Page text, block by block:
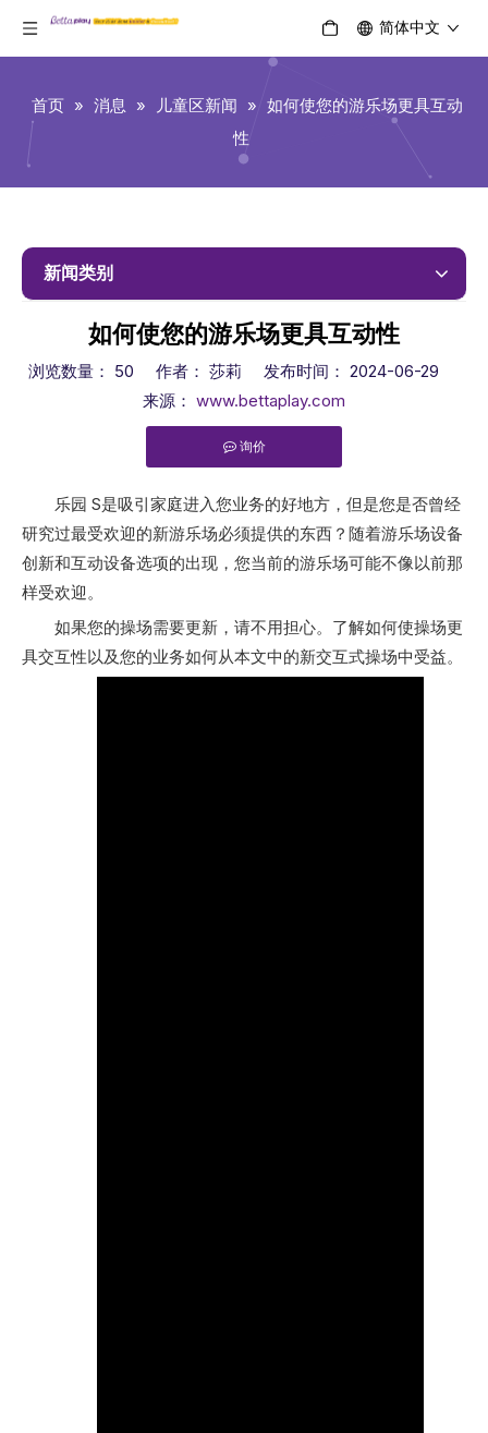
简体中文
首页 » 消息 » 儿童区新闻 » 如何使您的游乐场更具互动
性
新闻类别
如何使您的游乐场更具互动性
浏览数量： 50 作者： 莎莉 发布时间： 2024-06-29
来源： www.bettaplay.com
询价
乐园 S是吸引家庭进入您业务的好地方，但是您是否曾经
研究过最受欢迎的新游乐场必须提供的东西？随着游乐场设备
创新和互动设备选项的出现，您当前的游乐场可能不像以前那
样受欢迎。
如果您的操场需要更新，请不用担心。了解如何使操场更
具交互性以及您的业务如何从本文中的新交互式操场中受益。